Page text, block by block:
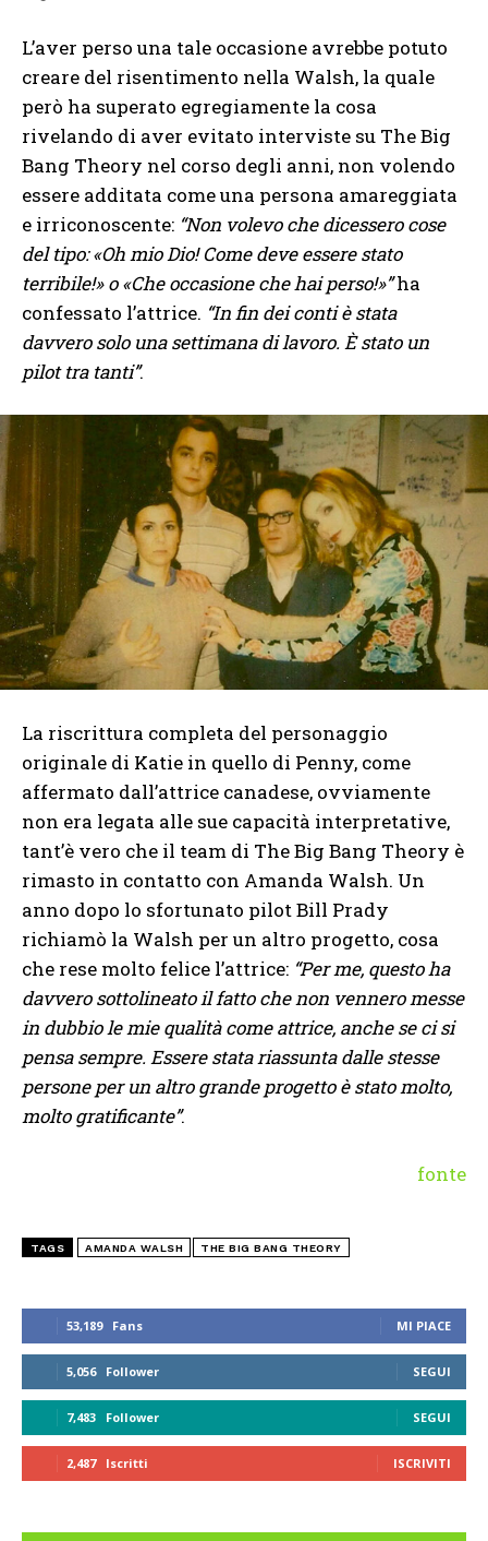
53,189 Fans MI PIACE
5,056 Follower SEGUI
7,483 Follower SEGUI
2,487 Iscritti ISCRIVITI
L’aver perso una tale occasione avrebbe potuto
creare del risentimento nella Walsh, la quale
però ha superato egregiamente la cosa
rivelando di aver evitato interviste su The Big
Bang Theory nel corso degli anni, non volendo
essere additata come una persona amareggiata
e irriconoscente: “Non volevo che dicessero cose
del tipo: «Oh mio Dio! Come deve essere stato
terribile!» o «Che occasione che hai perso!»”ha
confessato l’attrice. “In fin dei conti è stata
davvero solo una settimana di lavoro. È stato un
pilot tra tanti”.
La riscrittura completa del personaggio
originale di Katie in quello di Penny, come
affermato dall’attrice canadese, ovviamente
non era legata alle sue capacità interpretative,
tant’è vero che il team di The Big Bang Theory è
rimasto in contatto con Amanda Walsh. Un
anno dopo lo sfortunato pilot Bill Prady
richiamò la Walsh per un altro progetto, cosa
che rese molto felice l’attrice: “Per me, questo ha
davvero sottolineato il fatto che non vennero messe
in dubbio le mie qualità come attrice, anche se ci si
pensa sempre. Essere stata riassunta dalle stesse
persone per un altro grande progetto è stato molto,
molto gratificante”.
fonte
TAGS AMANDA WALSH THE BIG BANG THEORY